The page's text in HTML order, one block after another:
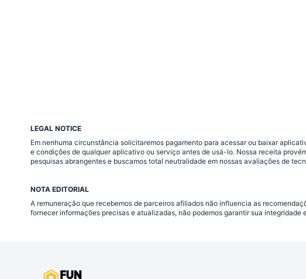
LEGAL NOTICE
Em nenhuma circunstância solicitaremos pagamento para acessar ou baixar
e condições de qualquer aplicativo ou serviço antes de usá-lo. Nossa receita
pesquisas abrangentes e buscamos total neutralidade em nossas avaliações de
NOTA EDITORIAL
A remuneração que recebemos de parceiros afiliados não influencia as
fornecer informações precisas e atualizadas, não podemos garantir sua